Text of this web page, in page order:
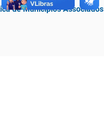
de Municípios Associados